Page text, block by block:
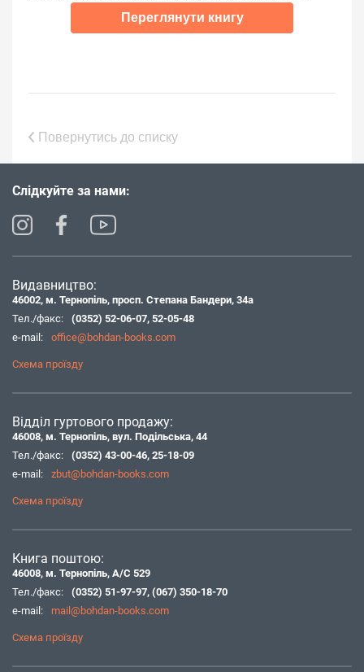
Переглянути книгу
Повернутись до списку
Слідкуйте за нами:
Видавництво:
46002, м. Тернопіль, просп. Степана Бандери, 34а
Тел./факс:
(0352) 52-06-07, 52-05-48
e-mail:
office@bohdan-books.com
Схема проїзду
Відділ гуртового продажу:
46008, м. Тернопіль, вул. Подільська, 44
Тел./факс:
(0352) 43-00-46, 25-18-09
e-mail:
zbut@bohdan-books.com
Схема проїзду
Книга поштою:
46008, м. Тернопіль, А/С 529
Тел./факс:
(0352) 51-97-97, (067) 350-18-70
e-mail:
mail@bohdan-books.com
Схема проїзду